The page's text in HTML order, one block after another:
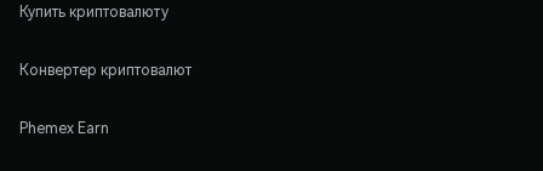
Купить криптовалюту
Конвертер криптовалют
Phemex Earn